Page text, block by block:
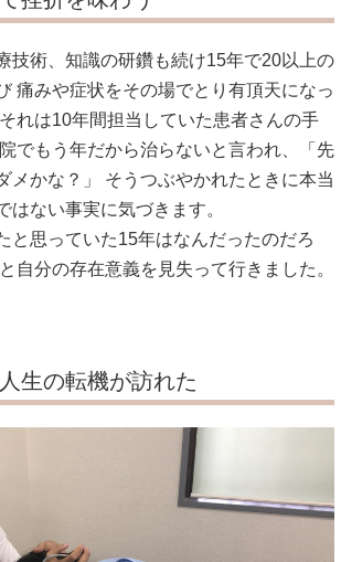
技術、知識の研鑽も続け15年で20以上の
痛みや症状をその場でとり有頂天になっ
れは10年間担当していた患者さんの手
でもう年だから治らないと言われ、「先
メかな？」 そうつぶやかれたときに本当
はない事実に気づきます。
と思っていた15年はなんだったのだろ
自分の存在意義を見失って行きました。
生の転機が訪れた